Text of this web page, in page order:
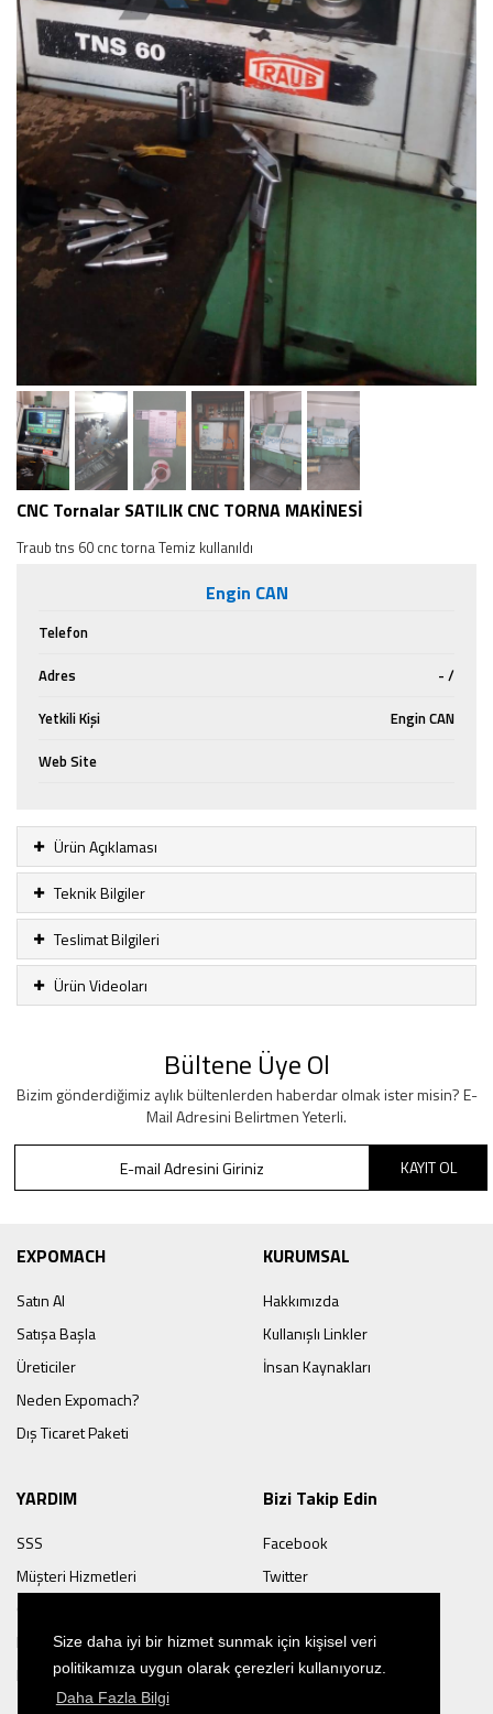
Size daha iyi bir hizmet sunmak için kişisel veri
politikamıza uygun olarak çerezleri kullanıyoruz.
Daha Fazla Bilgi
CNC Tornalar SATILIK CNC TORNA MAKİNESİ
Traub tns 60 cnc torna Temiz kullanıldı
Engin CAN
Telefon
Adres
- /
Yetkili Kişi
Engin CAN
Web Site
Ürün Açıklaması
Teknik Bilgiler
Teslimat Bilgileri
Ürün Videoları
Bültene Üye Ol
Bizim gönderdiğimiz aylık bültenlerden haberdar olmak ister misin? E-
Mail Adresini Belirtmen Yeterli.
KAYIT OL
EXPOMACH
Satın Al
Satışa Başla
Üreticiler
Neden Expomach?
Dış Ticaret Paketi
KURUMSAL
Hakkımızda
Kullanışlı Linkler
İnsan Kaynakları
YARDIM
SSS
Müşteri Hizmetleri
Gizlilik Sözleşmeleri
Kullanım Koşulları
Puanlama Sistemi
Bizi Takip Edin
Facebook
Twitter
Youtube